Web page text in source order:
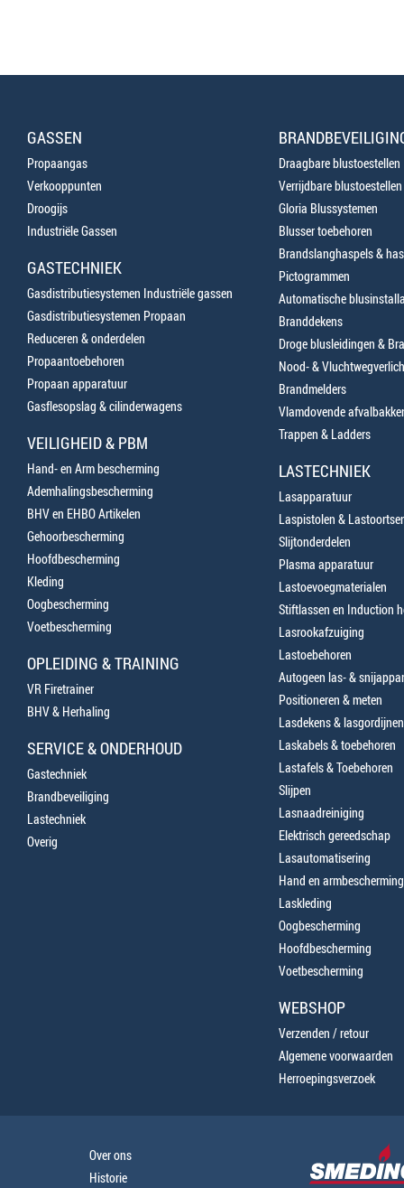
GASSEN
Propaangas
Verkooppunten
Droogijs
Industriële Gassen
GASTECHNIEK
Gasdistributiesystemen Industriële gassen
Gasdistributiesystemen Propaan
Reduceren & onderdelen
Propaantoebehoren
Propaan apparatuur
Gasflesopslag & cilinderwagens
VEILIGHEID & PBM
Hand- en Arm bescherming
Ademhalingsbescherming
BHV en EHBO Artikelen
Gehoorbescherming
Hoofdbescherming
Kleding
Oogbescherming
Voetbescherming
OPLEIDING & TRAINING
VR Firetrainer
BHV & Herhaling
SERVICE & ONDERHOUD
Gastechniek
Brandbeveiliging
Lastechniek
Overig
Draagbare blustoestellen
Verrijdbare blustoestellen
Gloria Blussystemen
Blusser toebehoren
Brandslanghaspels &
Pictogrammen
Automatische
Branddekens
Droge blusleidingen &
Nood- &
Brandmelders
Vlamdovende
Trappen & Ladders
LASTECHNIEK
Lasapparatuur
Laspistolen &
Slijtonderdelen
Plasma apparatuur
Lastoevoegmaterialen
Stiftlassen en Induction
Lasrookafzuiging
Lastoebehoren
Autogeen las- &
Positioneren & meten
Lasdekens & lasgordijnen
Laskabels & toebehoren
Lastafels & Toebehoren
Slijpen
Lasnaadreiniging
Elektrisch gereedschap
Lasautomatisering
Hand en armbescherming
Laskleding
Oogbescherming
Hoofdbescherming
Voetbescherming
WEBSHOP
Verzenden / retour
Algemene voorwaarden
Herroepingsverzoek
Over ons
Historie